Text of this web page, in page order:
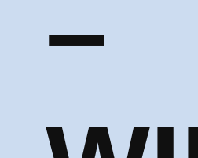
–